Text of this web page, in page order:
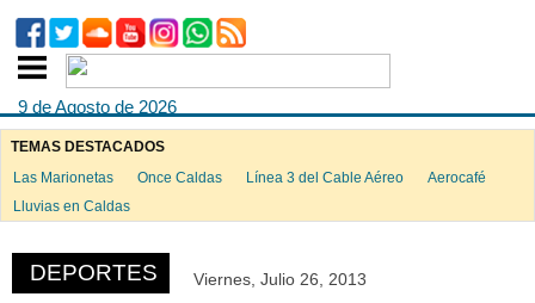
9 de Agosto de 2026
TEMAS DESTACADOS
Las Marionetas
Once Caldas Línea 3 del Cable Aéreo
Aerocafé
Lluvias en Caldas
DEPORTES Viernes, Julio 26, 2013